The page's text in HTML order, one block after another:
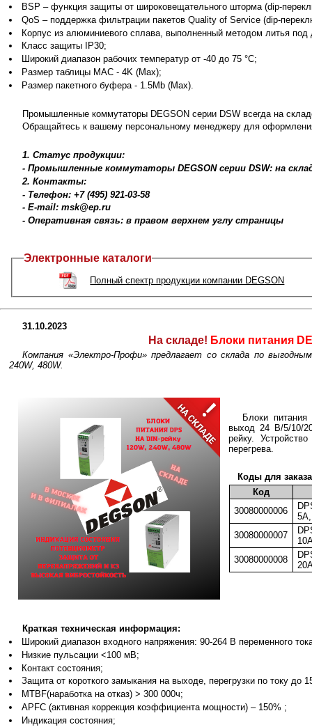
BSP – функция защиты от широковещательного шторма (dip-
QoS – поддержка фильтрации пакетов Quality of Service (dip-
Корпус из алюминиевого сплава, выполненный методом литья под
Класс защиты IP30;
Широкий диапазон рабочих температур от -40 до 75 °C;
Размер таблицы MAC - 4K (Max);
Размер пакетного буфера - 1.5Mb (Max).
Промышленные коммутаторы DEGSON серии DSW всегда на
Обращайтесь к вашему персональному менеджеру для
1. Статус продукции:
- Промышленные коммутаторы DEGSON серии DSW: на
2. Контакты:
- Телефон: +7 (495) 921-03-58
- E-mail: msk@ep.ru
- Оперативная связь: в правом верхнем углу страницы
Электронные каталоги
Полный спектр продукции компании DEGSON
31.10.2023
На складе! Блоки питания
Компания «Электро-Профи» предлагает со склада по
240W, 480W.
Блоки
выход 24 В/5/10/
рейку.
перегрева.
Коды для
Код
30080000006
30080000007
30080000008
Краткая техническая информация:
Широкий диапазон входного напряжения: 90-264 В переменного
Низкие пульсации <100 мВ;
Контакт состояния;
Защита от короткого замыкания на выходе, перегрузки по току до
MTBF(наработка на отказ) > 300 000ч;
APFC (активная коррекция коэффициента мощности) – 150% ;
Индикация состояния;